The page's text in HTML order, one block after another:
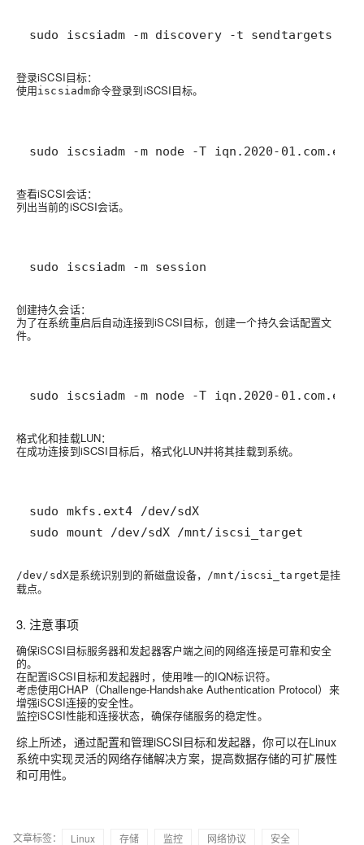
sudo iscsiadm -m discovery -t sendtargets -p
登录iSCSI目标：
使用iscsiadm命令登录到iSCSI目标。
sudo iscsiadm -m node -T iqn.2020-
查看iSCSI会话：
列出当前的iSCSI会话。
sudo iscsiadm -m session
创建持久会话：
为了在系统重启后自动连接到iSCSI目标，创建一个持久会话配置文
件。
sudo iscsiadm -m node -T iqn.2020-
格式化和挂载LUN：
在成功连接到iSCSI目标后，格式化LUN并将其挂载到系统。
sudo mount /dev/sdX /mnt/iscsi_target
/dev/sdX是系统识别到的新磁盘设备， /mnt/iscsi_target是挂
载点。
3. 注意事项
确保iSCSI目标服务器和发起器客户端之间的网络连接是可靠和安全
的。
在配置iSCSI目标和发起器时，使用唯一的IQN标识符。
考虑使用CHAP（Challenge-Handshake Authentication Protocol）来
增强iSCSI连接的安全性。
监控iSCSI性能和连接状态，确保存储服务的稳定性。
综上所述，通过配置和管理iSCSI目标和发起器，你可以在Linux
系统中实现灵活的网络存储解决方案，提高数据存储的可扩展性
和可用性。
文章标签： Linux 存储 监控 网络协议 安全